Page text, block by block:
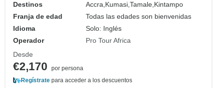
Destinos
Accra, Kumasi,Tamale, Kintampo
Franja de edad
Todas las edades son bienvenidas
Idioma
Solo: Inglés
Operador
Pro Tour Africa
Desde
€2,170
por persona
Regístrate para acceder a los descuentos